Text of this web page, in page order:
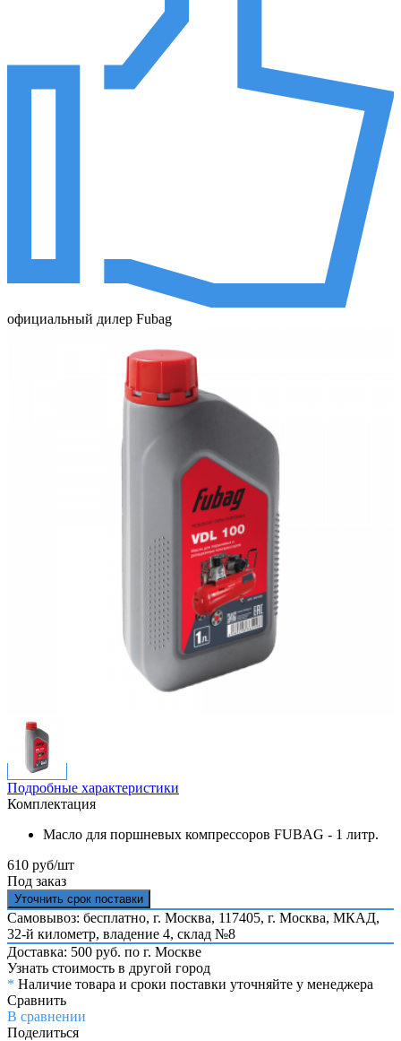
официальный дилер Fubag
Подробные характеристики
Комплектация
Масло для поршневых компрессоров FUBAG - 1 литр.
610 руб/шт
Под заказ
Уточнить срок поставки
Самовывоз: бесплатно, г. Москва, 117405, г. Москва, МКАД,
32-й километр, владение 4, склад №8
Доставка: 500 руб. по г. Москве
Узнать стоимость в другой город
* Наличие товара и сроки поставки уточняйте у менеджера
Сравнить
В сравнении
Поделиться